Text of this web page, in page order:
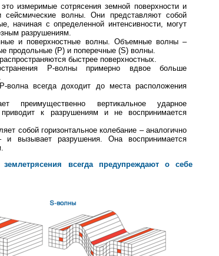
измеримые сотрясения земной поверхности и
сейсмические волны. Они представляют собой
начиная с определенной интенсивности, могут
разрушениям.
и поверхностные волны. Объемные волны –
продольные (P) и поперечные (S) волны.
быстрее поверхностных.
P-волны примерно вдвое больше
волна всегда доходит до места расположения
преимущественно вертикальное ударное
к разрушениям и не воспринимается
собой горизонтальное колебание – аналогично
и вызывает разрушения. Она воспринимается
всегда предупреждают о себе